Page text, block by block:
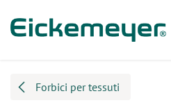
Forbici per tessuti